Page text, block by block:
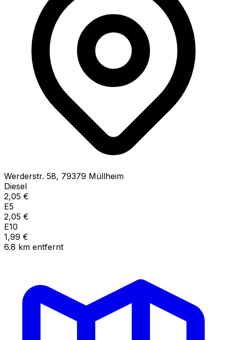
Werderstr. 58, 79379 Müllheim
Diesel
2,05 €
E5
2,05 €
E10
1,99 €
6.8 km entfernt